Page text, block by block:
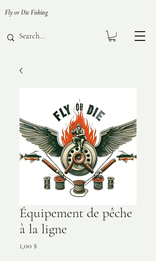
Fly or Die Fishing
Équipement de pêche
à la ligne
1,00 $